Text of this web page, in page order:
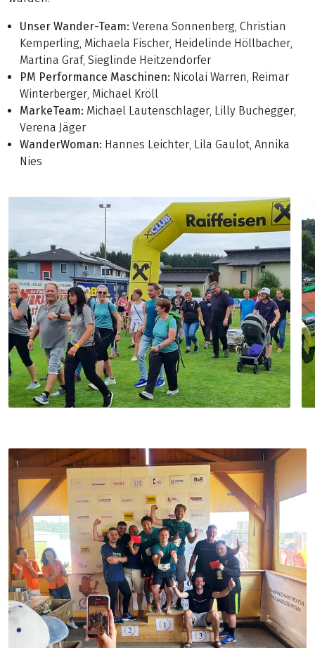
Unser Wander-Team: Verena Sonnenberg, Christian
Kemperling, Michaela Fischer, Heidelinde Höllbacher,
Martina Graf, Sieglinde Heitzendorfer
PM Performance Maschinen: Nicolai Warren, Reimar
Winterberger, Michael Kröll
MarkeTeam: Michael Lautenschlager, Lilly Buchegger,
Verena Jäger
WanderWoman: Hannes Leichter, Lila Gaulot, Annika
Nies